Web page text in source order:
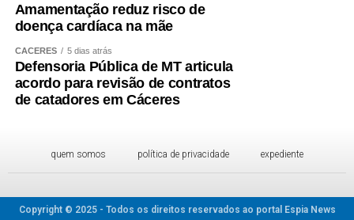
Amamentação reduz risco de
doença cardíaca na mãe
CÁCERES 5 dias atrás
Defensoria Pública de MT articula
acordo para revisão de contratos
de catadores em Cáceres
quem somos política de privacidade expediente
Copyright © 2025 - Todos os direitos reservados ao portal Espia News